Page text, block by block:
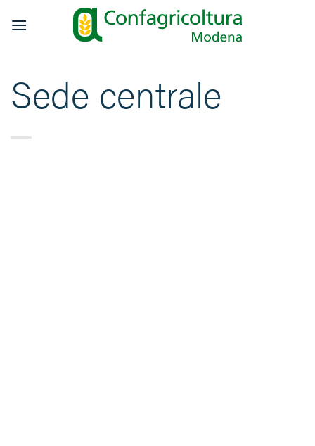
Sede centrale